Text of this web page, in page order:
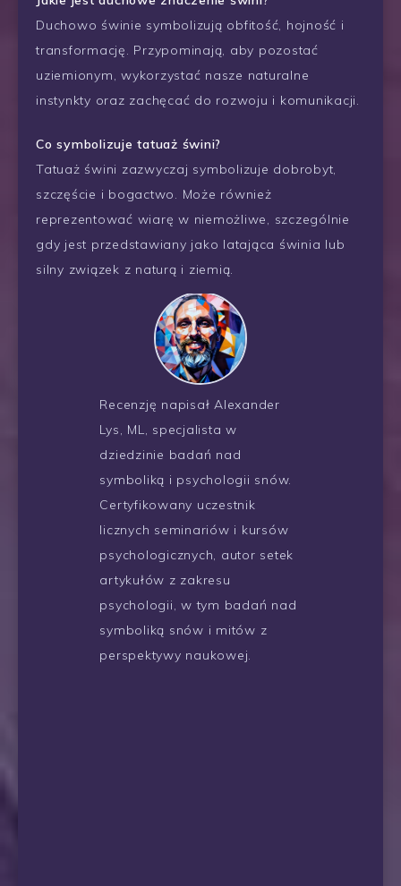
Duchowo świnie symbolizują obfitość, hojność i
transformację. Przypominają, aby pozostać
uziemionym, wykorzystać nasze naturalne
instynkty oraz zachęcać do rozwoju i komunikacji.
Co symbolizuje tatuaż świni?
Tatuaż świni zazwyczaj symbolizuje dobrobyt,
szczęście i bogactwo. Może również
reprezentować wiarę w niemożliwe, szczególnie
gdy jest przedstawiany jako latająca świnia lub
silny związek z naturą i ziemią.
Recenzję napisał Alexander
Lys, ML, specjalista w
dziedzinie badań nad
symboliką i psychologii snów.
Certyfikowany uczestnik
licznych seminariów i kursów
psychologicznych, autor setek
artykułów z zakresu
psychologii, w tym badań nad
symboliką snów i mitów z
perspektywy naukowej.